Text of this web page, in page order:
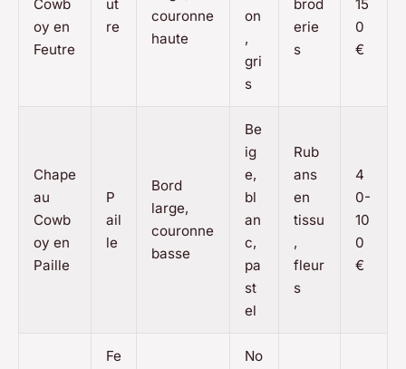
Cowb
oy en
Feutre
ut
re
couronne
haute
on
,
gri
s
brod
erie
s
15
0
€
Chape
au
Cowb
oy en
Paille
P
ail
le
Bord
large,
couronne
basse
Be
ig
e,
bl
an
c,
pa
st
el
Rub
ans
en
tissu
,
fleur
s
4
0-
10
0
€
Fe
No